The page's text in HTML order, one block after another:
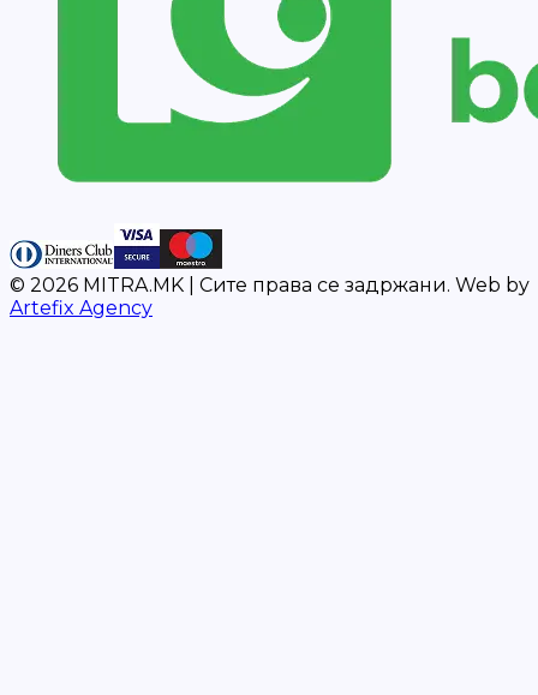
© 2026 MITRA.MK | Сите права се задржани. Web by
Artefix Agency